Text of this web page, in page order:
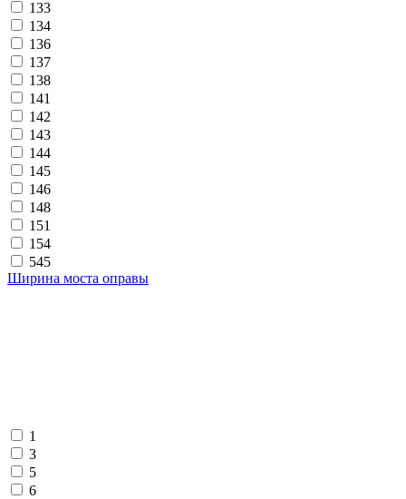
133
134
136
137
138
141
142
143
144
145
146
148
151
154
545
Ширина моста оправы
1
3
5
6